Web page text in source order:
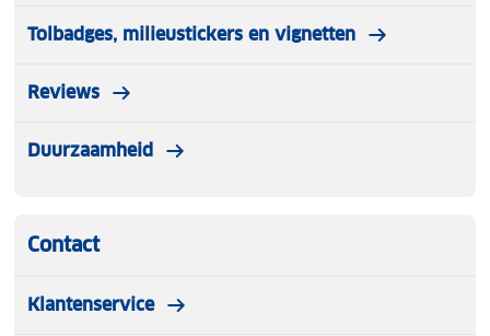
Tolbadges, milieustickers en vignetten
Reviews
Duurzaamheid
Contact
Klantenservice